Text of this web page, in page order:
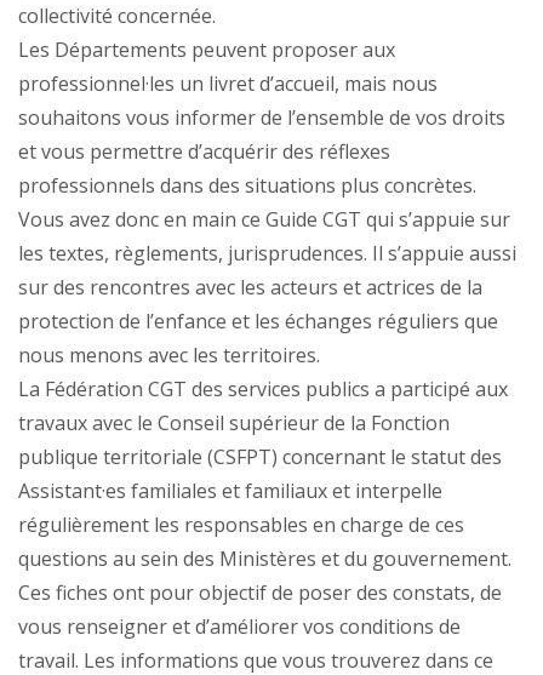
collectivité concernée.
Les Départements peuvent proposer aux
professionnel·les un livret d’accueil, mais nous
souhaitons vous informer de l’ensemble de vos droits
et vous permettre d’acquérir des réflexes
professionnels dans des situations plus concrètes.
Vous avez donc en main ce Guide CGT qui s’appuie sur
les textes, règlements, jurisprudences. Il s’appuie aussi
sur des rencontres avec les acteurs et actrices de la
protection de l’enfance et les échanges réguliers que
nous menons avec les territoires.
La Fédération CGT des services publics a participé aux
travaux avec le Conseil supérieur de la Fonction
publique territoriale (CSFPT) concernant le statut des
Assistant·es familiales et familiaux et interpelle
régulièrement les responsables en charge de ces
questions au sein des Ministères et du gouvernement.
Ces fiches ont pour objectif de poser des constats, de
vous renseigner et d’améliorer vos conditions de
travail. Les informations que vous trouverez dans ce